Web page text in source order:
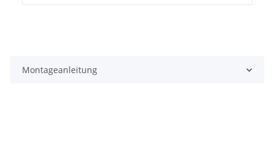
Montageanleitung